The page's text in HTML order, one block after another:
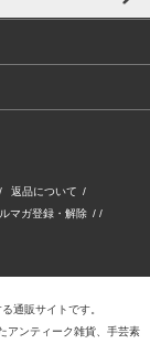
/ 返品について /
ルマガ登録・解除 / /
通販サイトです。
アンティーク雑貨、手芸素